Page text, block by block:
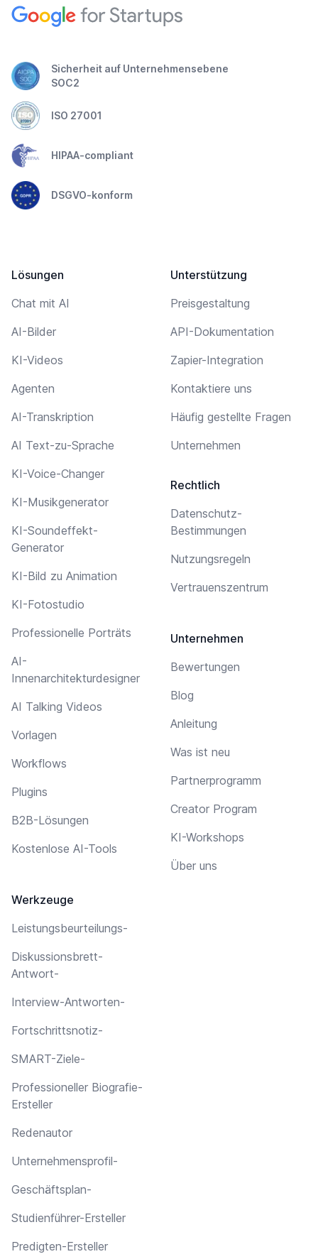
Sicherheit auf Unternehmensebene
SOC2
ISO 27001
HIPAA-compliant
DSGVO-konform
Lösungen
Chat mit AI
AI-Bilder
KI-Videos
Agenten
AI-Transkription
AI Text-zu-Sprache
KI-Voice-Changer
KI-Musikgenerator
KI-Soundeffekt-
Generator
KI-Bild zu Animation
KI-Fotostudio
Professionelle Porträts
AI-
Innenarchitekturdesigner
AI Talking Videos
Vorlagen
Workflows
Plugins
B2B-Lösungen
Kostenlose AI-Tools
Werkzeuge
Leistungsbeurteilungs-
Diskussionsbrett-
Antwort-
Interview-Antworten-
Fortschrittsnotiz-
SMART-Ziele-
Professioneller Biografie-
Ersteller
Redenautor
Unternehmensprofil-
Geschäftsplan-
Studienführer-Ersteller
Predigten-Ersteller
Unterstützung
Preisgestaltung
API-Dokumentation
Zapier-Integration
Kontaktiere uns
Häufig gestellte Fragen
Unternehmen
Rechtlich
Datenschutz-
Bestimmungen
Nutzungsregeln
Vertrauenszentrum
Unternehmen
Bewertungen
Blog
Anleitung
Was ist neu
Partnerprogramm
Creator Program
KI-Workshops
Über uns